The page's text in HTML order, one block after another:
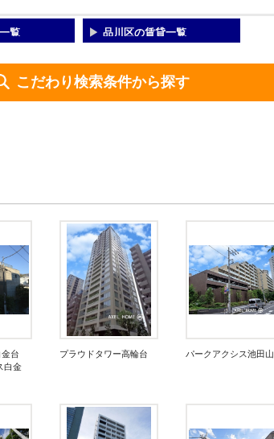
覧 品川区の賃貸一覧
こだわり検索条件から探す
台
白金
プラウドタワー高輪台 パークアクシス池田山